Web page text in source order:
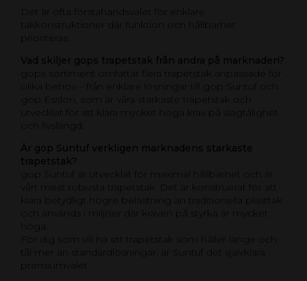
Det är ofta förstahandsvalet för enklare
takkonstruktioner där funktion och hållbarhet
prioriteras.
Vad skiljer gops trapetstak från andra på marknaden?
gops sortiment omfattar flera trapetstak anpassade för
olika behov – från enklare lösningar till gop Suntuf och
gop Esslon, som är våra starkaste trapetstak och
utvecklat för att klara mycket höga krav på slagtålighet
och livslängd.
Är gop Suntuf verkligen marknadens starkaste
trapetstak?
gop Suntuf är utvecklat för maximal hållbarhet och är
vårt mest robusta trapetstak. Det är konstruerat för att
klara betydligt högre belastning än traditionella plasttak
och används i miljöer där kraven på styrka är mycket
höga.
För dig som vill ha ett trapetstak som håller länge och
tål mer än standardlösningar, är Suntuf det självklara
premiumvalet.